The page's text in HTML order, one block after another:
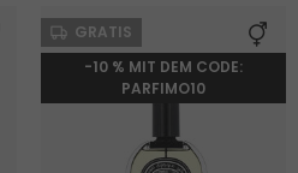
GRATIS
-10 % MIT DEM CODE:
PARFIMO10